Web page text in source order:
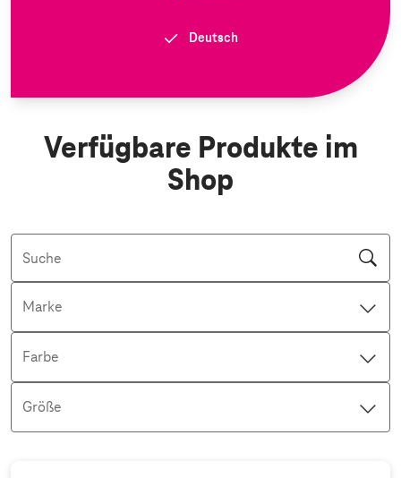
Deutsch
Verfügbare Produkte im
Shop
Suche
Marke
Farbe
Größe